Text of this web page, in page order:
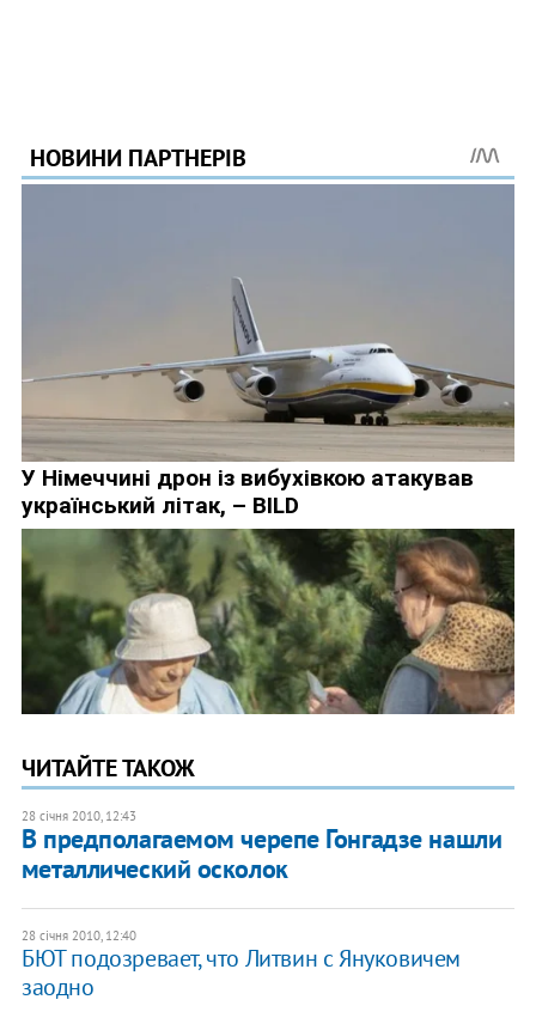
ЧИТАЙТЕ ТАКОЖ
28 січня 2010, 12:43
В предполагаемом черепе Гонгадзе нашли
металлический осколок
28 січня 2010, 12:40
БЮТ подозревает, что Литвин с Януковичем
заодно